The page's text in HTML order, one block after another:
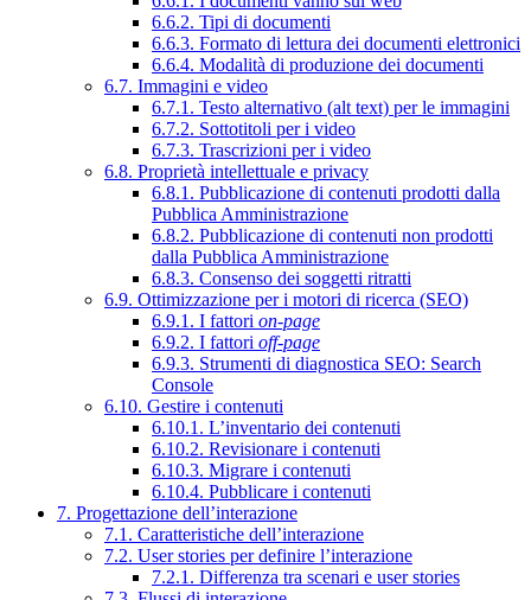
6.6.2. Tipi di documenti
6.6.3. Formato di lettura dei documenti elettronici
6.6.4. Modalità di produzione dei documenti
6.7. Immagini e video
6.7.1. Testo alternativo (alt text) per le immagini
6.7.2. Sottotitoli per i video
6.7.3. Trascrizioni per i video
6.8. Proprietà intellettuale e privacy
6.8.1. Pubblicazione di contenuti prodotti dalla
Pubblica Amministrazione
6.8.2. Pubblicazione di contenuti non prodotti
dalla Pubblica Amministrazione
6.8.3. Consenso dei soggetti ritratti
6.9. Ottimizzazione per i motori di ricerca (SEO)
6.9.1. I fattori on-page
6.9.2. I fattori off-page
6.9.3. Strumenti di diagnostica SEO: Search
Console
6.10. Gestire i contenuti
6.10.1. L’inventario dei contenuti
6.10.2. Revisionare i contenuti
6.10.3. Migrare i contenuti
6.10.4. Pubblicare i contenuti
7. Progettazione dell’interazione
7.1. Caratteristiche dell’interazione
7.2. User stories per definire l’interazione
7.2.1. Differenza tra scenari e user stories